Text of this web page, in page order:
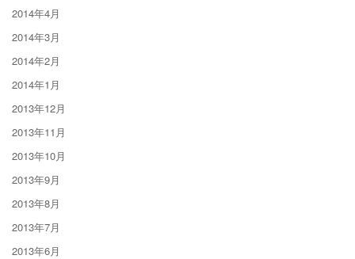
2014年4月
2014年3月
2014年2月
2014年1月
2013年12月
2013年11月
2013年10月
2013年9月
2013年8月
2013年7月
2013年6月